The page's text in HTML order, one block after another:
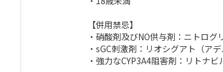
【併用禁忌】
・硝酸剤及びNO供与剤：ニトロ
・sGC刺激剤：リオシグアト（アデ
・強力なCYP3A4阻害剤：リトナ